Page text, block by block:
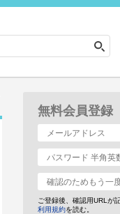
無料会員登録
ご登録後、確認用URLが
利用規約を読む。